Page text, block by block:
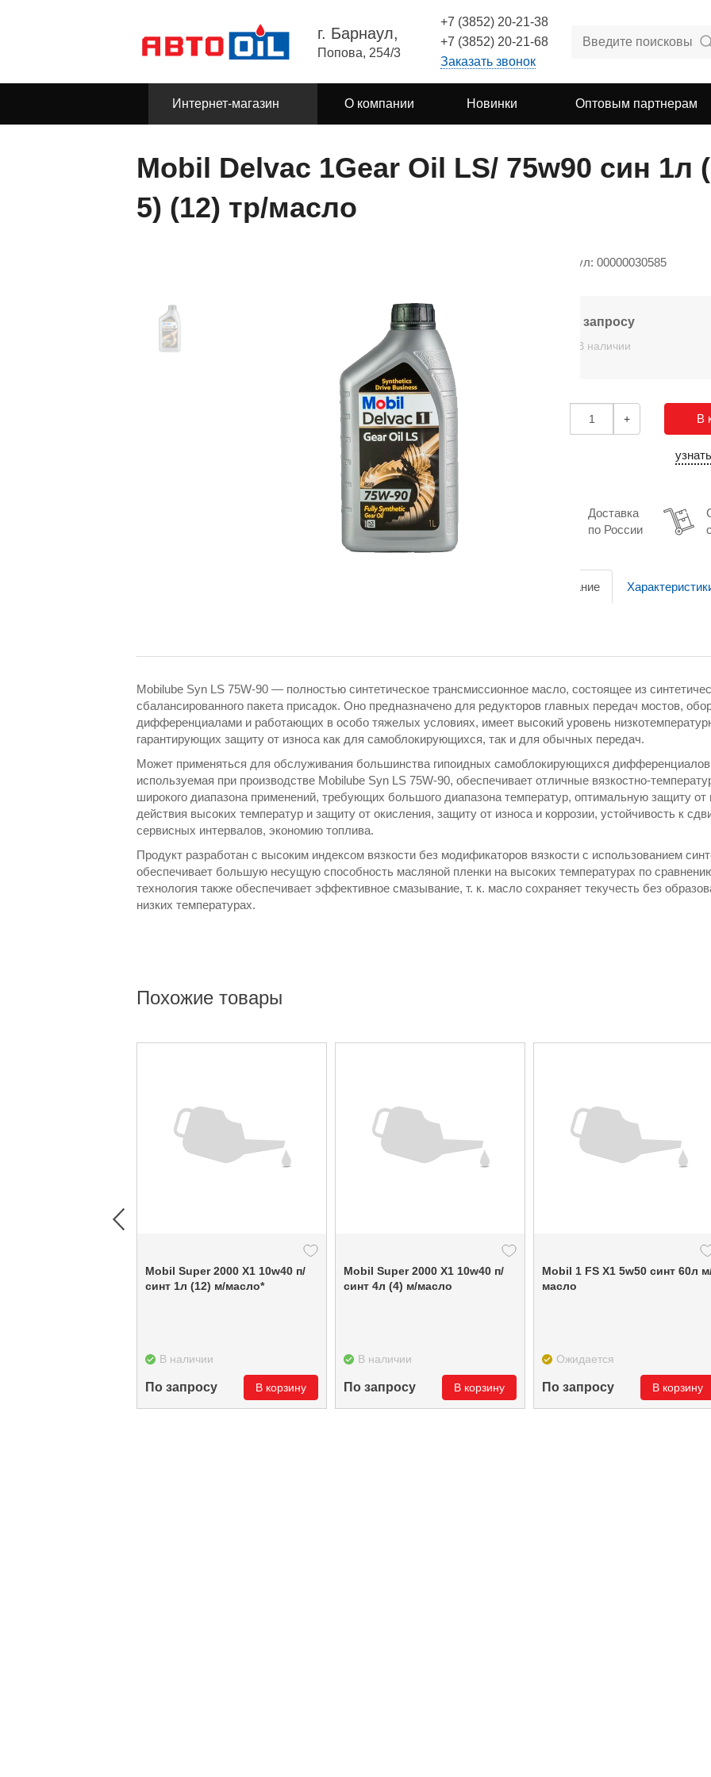
г. Барнаул,
Попова, 254/3
+7 (3852) 20-21-38
+7 (3852) 20-21-68
Заказать звонок
Интернет-магазин О компании Новинки Оптовым партнерам
Mobil Delvac 1Gear Oil LS/ 75w90 син 1л
5) (12) тр/масло
Артикул: 00000030585
По запросу
В наличии
+ В
Доставка
по России
Описание
Mobilube Syn LS 75W-90 — полностью синтетическое трансмиссионное масло, состоящее из
сбалансированного пакета присадок. Оно предназначено для редукторов главных передач мостов,
дифференциалами и работающих в особо тяжелых условиях, имеет высокий уровень
гарантирующих защиту от износа как для самоблокирующихся, так и для обычных передач.
Может применяться для обслуживания большинства гипоидных самоблокирующихся
используемая при производстве Mobilube Syn LS 75W-90, обеспечивает отличные вязкостно-
широкого диапазона применений, требующих большого диапазона температур, оптимальную защиту
действия высоких температур и защиту от окисления, защиту от износа и коррозии, устойчивость к
сервисных интервалов, экономию топлива.
Продукт разработан с высоким индексом вязкости без модификаторов вязкости с использованием
обеспечивает большую несущую способность масляной пленки на высоких температурах по
технология также обеспечивает эффективное смазывание, т. к. масло сохраняет текучесть без
низких температурах.
Похожие товары
Mobil Super 2000 Х1 10w40 п/
синт 1л (12) м/масло*
В наличии
По запросу В корзину
Mobil Super 2000 Х1 10w40 п/
синт 4л (4) м/масло
В наличии
По запросу В корзину
Mobil 1 FS X1 5w50 синт 60л
масло
Ожидается
По запросу В корзину